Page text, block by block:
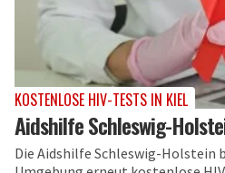
KOSTENLOSE HIV-TESTS IN KIEL
Aidshilfe Schleswig-
Die Aidshilfe Schleswig-Holstein